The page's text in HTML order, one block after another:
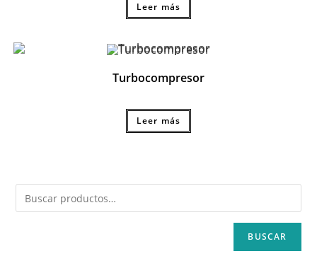
Leer más
Turbocompresor
Leer más
BUSCAR